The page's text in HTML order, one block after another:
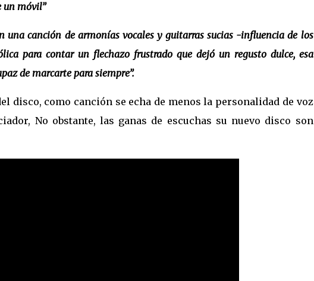
un móvil”
una canción de armonías vocales y guitarras sucias -influencia de los
para contar un flechazo frustrado que dejó un regusto dulce, esa
de marcarte para siempre”.
disco, como canción se echa de menos la personalidad de voz
No obstante, las ganas de escuchas su nuevo disco son